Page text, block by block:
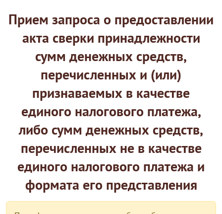
Прием запроса о предоставлении
акта сверки принадлежности
сумм денежных средств,
перечисленных и (или)
признаваемых в качестве
единого налогового платежа,
либо сумм денежных средств,
перечисленных не в качестве
единого налогового платежа и
формата его представления